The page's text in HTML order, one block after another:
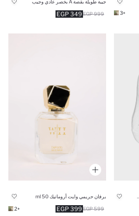
+3
جيبة طويلة بقصة A بخصر عادي وجيب
349 EGP 999 EGP
برفان حريمي وايت أروماتيك 50 ml
399 EGP 599 EGP
+2